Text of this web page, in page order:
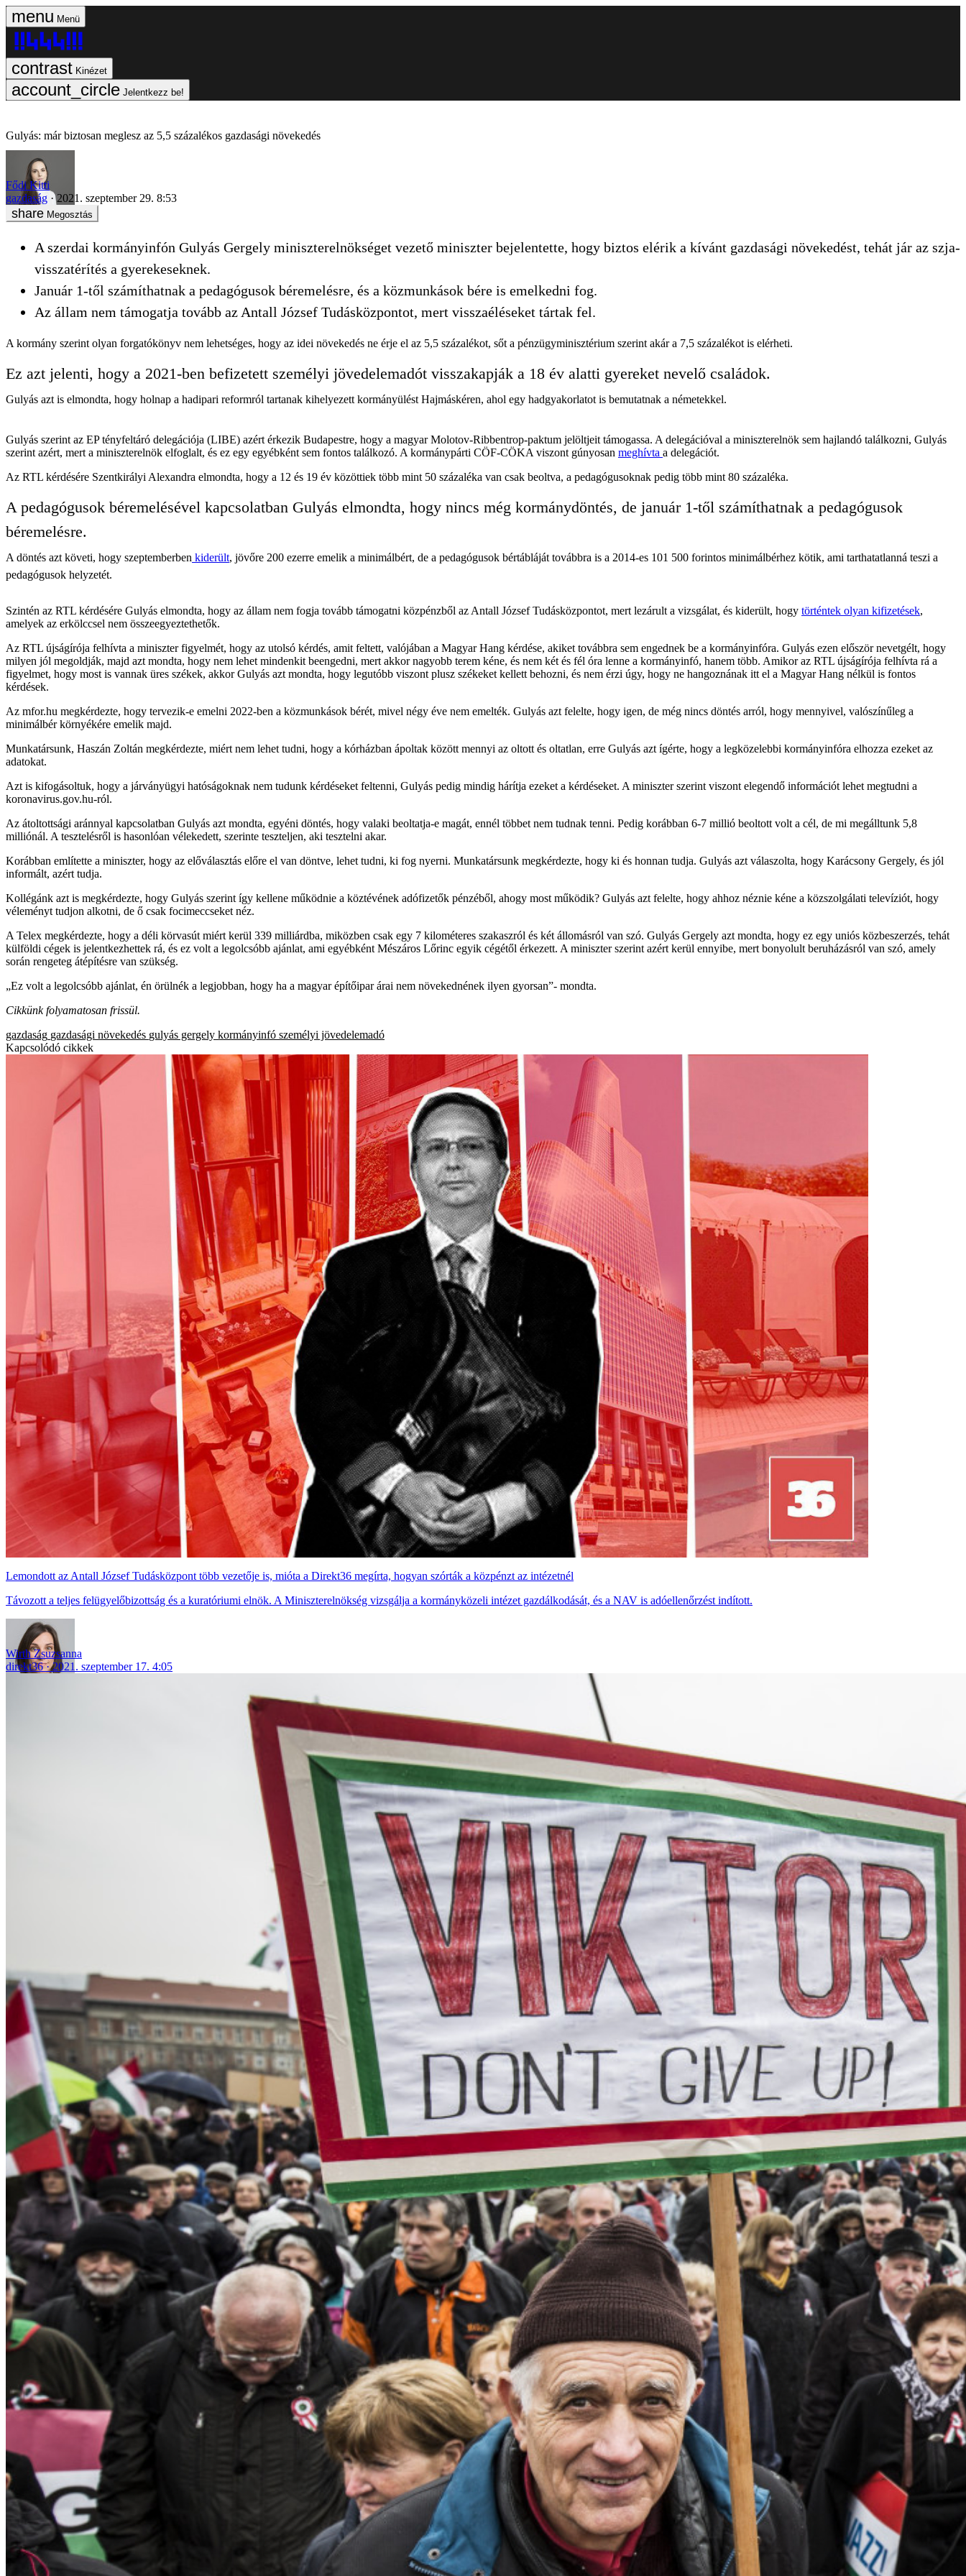
Menü
Kinézet
Jelentkezz be!
Gulyás: már biztosan meglesz az 5,5 százalékos gazdasági növekedés
Fődi Kitti
gazdaság
2021. szeptember 29. 8:53
Megosztás
A szerdai kormányinfón Gulyás Gergely miniszterelnökséget vezető miniszter bejelentette, hogy biztos elérik a kívánt gazdasági növekedést, tehát jár az szja-
visszatérítés a gyerekeseknek.
Január 1-től számíthatnak a pedagógusok béremelésre, és a közmunkások bére is emelkedni fog.
Az állam nem támogatja tovább az Antall József Tudásközpontot, mert visszaéléseket tártak fel.
A kormány szerint olyan forgatókönyv nem lehetséges, hogy az idei növekedés ne érje el az 5,5 százalékot, sőt a pénzügyminisztérium szerint akár a 7,5 százalékot is elérheti.
Ez azt jelenti, hogy a 2021-ben befizetett személyi jövedelemadót visszakapják a 18 év alatti gyereket nevelő családok.
Gulyás azt is elmondta, hogy holnap a hadipari reformról tartanak kihelyezett kormányülést Hajmáskéren, ahol egy hadgyakorlatot is bemutatnak a németekkel.
Gulyás szerint az EP tényfeltáró delegációja (LIBE) azért érkezik Budapestre, hogy a magyar Molotov-Ribbentrop-paktum jelöltjeit támogassa. A delegációval a miniszterelnök sem hajlandó találkozni, Gulyás
szerint azért, mert a miniszterelnök elfoglalt, és ez egy egyébként sem fontos találkozó. A kormánypárti CÖF-CÖKA viszont gúnyosan meghívta a delegációt.
Az RTL kérdésére Szentkirályi Alexandra elmondta, hogy a 12 és 19 év közöttiek több mint 50 százaléka van csak beoltva, a pedagógusoknak pedig több mint 80 százaléka.
A pedagógusok béremelésével kapcsolatban Gulyás elmondta, hogy nincs még kormánydöntés, de január 1-től számíthatnak a pedagógusok
béremelésre.
A döntés azt követi, hogy szeptemberben kiderült, jövőre 200 ezerre emelik a minimálbért, de a pedagógusok bértábláját továbbra is a 2014-es 101 500 forintos minimálbérhez kötik, ami tarthatatlanná teszi a
pedagógusok helyzetét.
Szintén az RTL kérdésére Gulyás elmondta, hogy az állam nem fogja tovább támogatni közpénzből az Antall József Tudásközpontot, mert lezárult a vizsgálat, és kiderült, hogy történtek olyan kifizetések,
amelyek az erkölccsel nem összeegyeztethetők.
Az RTL újságírója felhívta a miniszter figyelmét, hogy az utolsó kérdés, amit feltett, valójában a Magyar Hang kérdése, akiket továbbra sem engednek be a kormányinfóra. Gulyás ezen először nevetgélt, hogy
milyen jól megoldják, majd azt mondta, hogy nem lehet mindenkit beengedni, mert akkor nagyobb terem kéne, és nem két és fél óra lenne a kormányinfó, hanem több. Amikor az RTL újságírója felhívta rá a
figyelmet, hogy most is vannak üres székek, akkor Gulyás azt mondta, hogy legutóbb viszont plusz székeket kellett behozni, és nem érzi úgy, hogy ne hangoznának itt el a Magyar Hang nélkül is fontos
kérdések.
Az mfor.hu megkérdezte, hogy tervezik-e emelni 2022-ben a közmunkások bérét, mivel négy éve nem emelték. Gulyás azt felelte, hogy igen, de még nincs döntés arról, hogy mennyivel, valószínűleg a
minimálbér környékére emelik majd.
Munkatársunk, Haszán Zoltán megkérdezte, miért nem lehet tudni, hogy a kórházban ápoltak között mennyi az oltott és oltatlan, erre Gulyás azt ígérte, hogy a legközelebbi kormányinfóra elhozza ezeket az
adatokat.
Azt is kifogásoltuk, hogy a járványügyi hatóságoknak nem tudunk kérdéseket feltenni, Gulyás pedig mindig hárítja ezeket a kérdéseket. A miniszter szerint viszont elegendő információt lehet megtudni a
koronavirus.gov.hu-ról.
Az átoltottsági aránnyal kapcsolatban Gulyás azt mondta, egyéni döntés, hogy valaki beoltatja-e magát, ennél többet nem tudnak tenni. Pedig korábban 6-7 millió beoltott volt a cél, de mi megálltunk 5,8
milliónál. A tesztelésről is hasonlóan vélekedett, szerinte teszteljen, aki tesztelni akar.
Korábban említette a miniszter, hogy az előválasztás előre el van döntve, lehet tudni, ki fog nyerni. Munkatársunk megkérdezte, hogy ki és honnan tudja. Gulyás azt válaszolta, hogy Karácsony Gergely, és jól
informált, azért tudja.
Kollégánk azt is megkérdezte, hogy Gulyás szerint így kellene működnie a köztévének adófizetők pénzéből, ahogy most működik? Gulyás azt felelte, hogy ahhoz néznie kéne a közszolgálati televíziót, hogy
véleményt tudjon alkotni, de ő csak focimeccseket néz.
A Telex megkérdezte, hogy a déli körvasút miért kerül 339 milliárdba, miközben csak egy 7 kilométeres szakaszról és két állomásról van szó. Gulyás Gergely azt mondta, hogy ez egy uniós közbeszerzés, tehát
külföldi cégek is jelentkezhettek rá, és ez volt a legolcsóbb ajánlat, ami egyébként Mészáros Lőrinc egyik cégétől érkezett. A miniszter szerint azért kerül ennyibe, mert bonyolult beruházásról van szó, amely
során rengeteg átépítésre van szükség.
„Ez volt a legolcsóbb ajánlat, én örülnék a legjobban, hogy ha a magyar építőipar árai nem növekednének ilyen gyorsan”- mondta.
Cikkünk folyamatosan frissül.
gazdaság gazdasági növekedés gulyás gergely kormányinfó személyi jövedelemadó
Kapcsolódó cikkek
Lemondott az Antall József Tudásközpont több vezetője is, mióta a Direkt36 megírta, hogyan szórták a közpénzt az intézetnél
Távozott a teljes felügyelőbizottság és a kuratóriumi elnök. A Miniszterelnökség vizsgálja a kormányközeli intézet gazdálkodását, és a NAV is adóellenőrzést indított.
Wirth Zsuzsanna
direkt36
2021. szeptember 17. 4:05